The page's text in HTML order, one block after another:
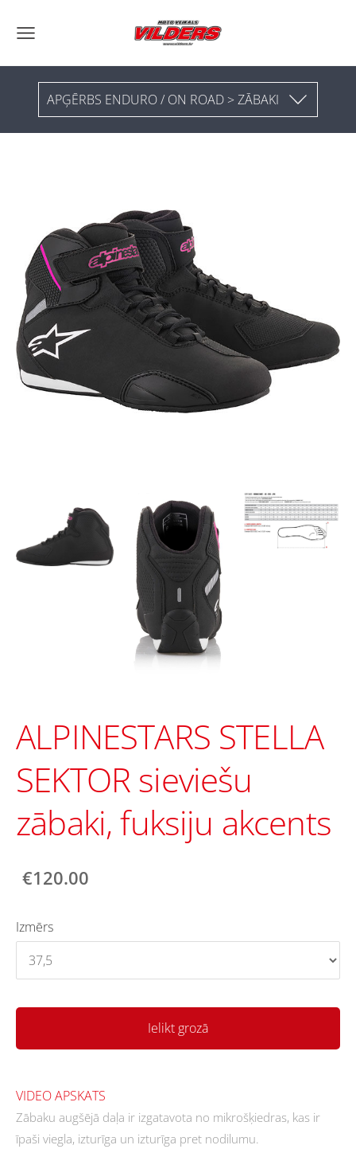
APĢĒRBS ENDURO / ON ROAD > ZĀBAKI
ALPINESTARS STELLA
SEKTOR sieviešu
zābaki, fuksiju akcents
€120.00
Izmērs
Ielikt grozā
VIDEO APSKATS
Zābaku augšējā daļa ir izgatavota no mikrošķiedras, kas ir
īpaši viegla, izturīga un izturīga pret nodilumu.